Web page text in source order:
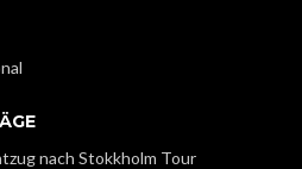
nach Stokkholm Tour